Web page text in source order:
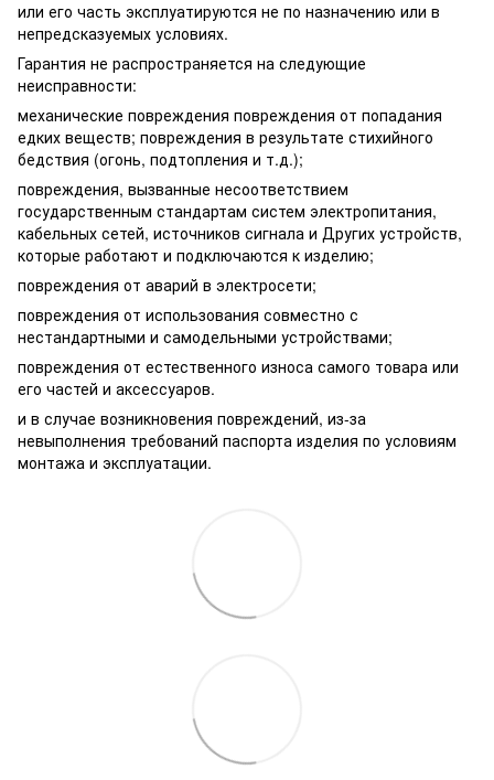
или его часть эксплуатируются не по назначению или в
непредсказуемых условиях.
Гарантия не распространяется на следующие
неисправности:
механические повреждения повреждения от попадания
едких веществ; повреждения в результате стихийного
бедствия (огонь, подтопления и т.д.);
повреждения, вызванные несоответствием
государственным стандартам систем электропитания,
кабельных сетей, источников сигнала и Других устройств,
которые работают и подключаются к изделию;
повреждения от аварий в электросети;
повреждения от использования совместно с
нестандартными и самодельными устройствами;
повреждения от естественного износа самого товара или
его частей и аксессуаров.
и в случае возникновения повреждений, из-за
невыполнения требований паспорта изделия по условиям
монтажа и эксплуатации.